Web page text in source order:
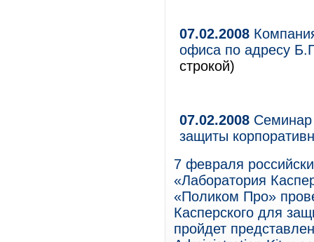
07.02.2008
офиса по адресу
строкой)
07.02.2008 Семинар
защиты
7 февраля
«Лаборатория
«Поликом Про»
Касперского для
пройдет